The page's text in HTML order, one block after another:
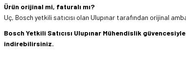
Ürün orijinal mi, faturalı mı?
Uç, Bosch yetkili satıcısı olan Ulupınar tarafından orijinal
Bosch Yetkili Satıcısı Ulupınar Mühendislik
indirebilirsiniz.